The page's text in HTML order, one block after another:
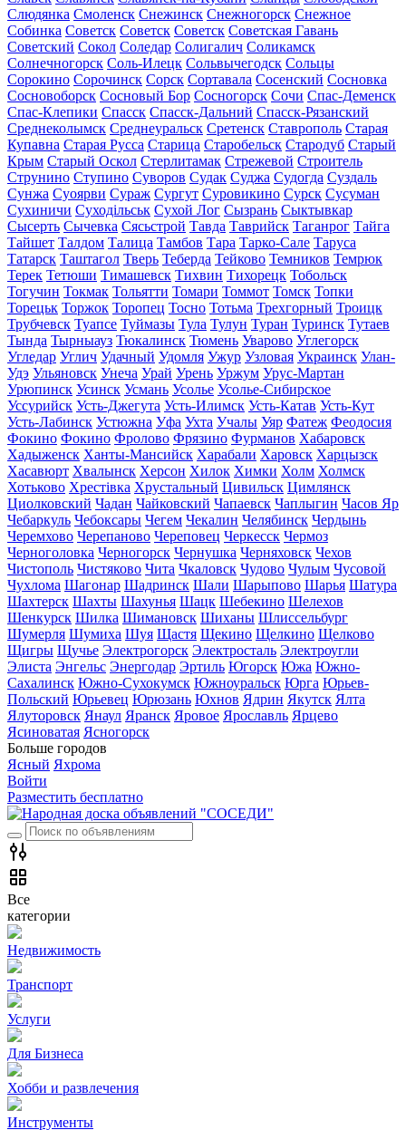
Слюдянка Смоленск Снежинск Снежногорск Снежное
Собинка Советск Советск Советск Советская Гавань
Советский Сокол Соледар Солигалич Соликамск
Солнечногорск Соль-Илецк Сольвычегодск Сольцы
Сорокино Сорочинск Сорск Сортавала Сосенский Сосновка
Сосновоборск Сосновый Бор Сосногорск Сочи Спас-Деменск
Спас-Клепики Спасск Спасск-Дальний Спасск-Рязанский
Среднеколымск Среднеуральск Сретенск Ставрополь Старая
Купавна Старая Русса Старица Старобельск Стародуб Старый
Крым Старый Оскол Стерлитамак Стрежевой Строитель
Струнино Ступино Суворов Судак Суджа Судогда Суздаль
Сунжа Суоярви Сураж Сургут Суровикино Сурск Сусуман
Сухиничи Суходільськ Сухой Лог Сызрань Сыктывкар
Сысерть Сычевка Сясьстрой Тавда Таврийск Таганрог Тайга
Тайшет Талдом Талица Тамбов Тара Тарко-Сале Таруса
Татарск Таштагол Тверь Теберда Тейково Темников Темрюк
Терек Тетюши Тимашевск Тихвин Тихорецк Тобольск
Тогучин Токмак Тольятти Томари Томмот Томск Топки
Торецьк Торжок Торопец Тосно Тотьма Трехгорный Троицк
Трубчевск Туапсе Туймазы Тула Тулун Туран Туринск Тутаев
Тында Тырныауз Тюкалинск Тюмень Уварово Углегорск
Угледар Углич Удачный Удомля Ужур Узловая Украинск Улан-
Удэ Ульяновск Унеча Урай Урень Уржум Урус-Мартан
Урюпинск Усинск Усмань Усолье Усолье-Сибирское
Уссурийск Усть-Джегута Усть-Илимск Усть-Катав Усть-Кут
Усть-Лабинск Устюжна Уфа Ухта Учалы Уяр Фатеж Феодосия
Фокино Фокино Фролово Фрязино Фурманов Хабаровск
Хадыженск Ханты-Мансийск Харабали Харовск Харцызск
Хасавюрт Хвалынск Херсон Хилок Химки Холм Холмск
Хотьково Хрестівка Хрустальный Цивильск Цимлянск
Циолковский Чадан Чайковский Чапаевск Чаплыгин Часов Яр
Чебаркуль Чебоксары Чегем Чекалин Челябинск Чердынь
Черемхово Черепаново Череповец Черкесск Чермоз
Черноголовка Черногорск Чернушка Черняховск Чехов
Чистополь Чистяково Чита Чкаловск Чудово Чулым Чусовой
Чухлома Шагонар Шадринск Шали Шарыпово Шарья Шатура
Шахтерск Шахты Шахунья Шацк Шебекино Шелехов
Шенкурск Шилка Шимановск Шиханы Шлиссельбург
Шумерля Шумиха Шуя Щастя Щекино Щелкино Щелково
Щигры Щучье Электрогорск Электросталь Электроугли
Элиста Энгельс Энергодар Эртиль Югорск Южа Южно-
Сахалинск Южно-Сухокумск Южноуральск Юрга Юрьев-
Польский Юрьевец Юрюзань Юхнов Ядрин Якутск Ялта
Ялуторовск Янаул Яранск Яровое Ярославль Ярцево
Ясиноватая Ясногорск
Больше городов
Ясный Яхрома
Войти
Разместить бесплатно
Все
категории
Недвижимость
Транспорт
Услуги
Для Бизнеса
Хобби и развлечения
Инструменты